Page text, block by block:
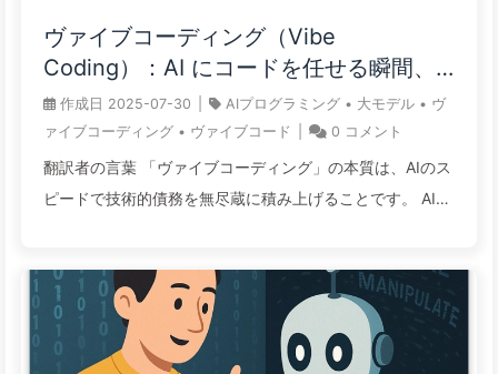
放された空白を埋めようとしています。なぜ巨大企業が数
少ない研究者に対して3億ドルという巨額の報酬を支払う
のか、それはただ1つの目的のためです——それは、誰も
が持つ24時間の中から1分をさらに絞り出し、
monetization（収益化）することです。 この記事では、注
意力戦争の進化、天文学的な人材争奪 ...
ヴァイブコーディング（Vibe
Coding）：AI にコードを任せる瞬間、
未来の保守権も譲り渡す——ゆっくり学
ぶAI162
作成日 2025-07-30 AIプログラミング • 大モデル • ヴ
ァイブコーディング • ヴァイブコード 0 コメント
翻訳者の言葉 「ヴァイブコーディング」の本質は、AIのス
ピードで技術的債務を無尽蔵に積み上げることです。 AIプ
なコアプロジェクトでは、災難の始まりです。 技術を知ら
ない人にAIを使わせてコア製品を開発させるのは、子供に
無限のクレジットカードを渡すようなものです——一時の